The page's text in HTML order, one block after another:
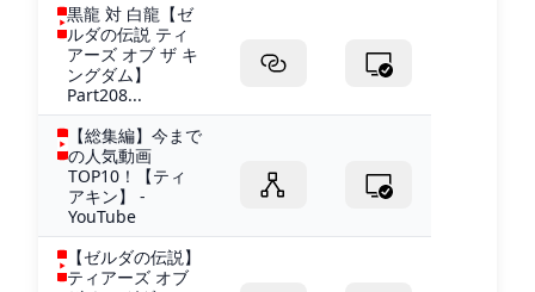
黒龍 対 白龍【ゼ
ルダの伝説 ティ
アーズ オブ ザ キ
ングダム】
Part208...
【総集編】今まで
の人気動画
TOP10！【ティ
アキン】 -
YouTube
【ゼルダの伝説】
ティアーズ オブ